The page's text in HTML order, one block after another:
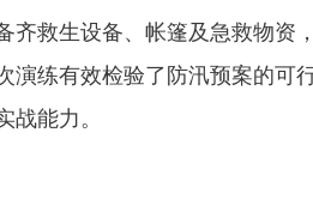
救生设备、帐篷及急救物资
演练有效检验了防汛预案的可
战能力。